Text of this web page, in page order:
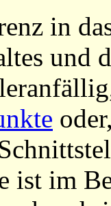
in
und
ist im